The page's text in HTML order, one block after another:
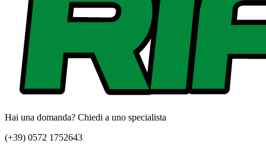
Hai una domanda? Chiedi a uno specialista
(+39) 0572 1752643